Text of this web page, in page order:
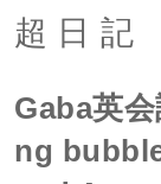
超日記
Gaba英
ng